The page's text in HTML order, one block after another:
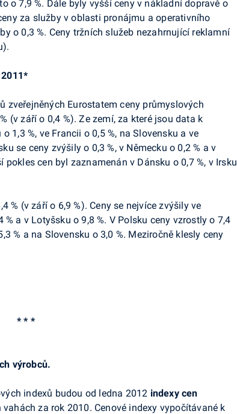
o 7,9 %. Dále byly vyšší ceny v nákladní dopravě o
za služby v oblasti pronájmu a operativního
o 0,3 %. Ceny tržních služeb nezahrnující reklamní
zveřejněných Eurostatem ceny průmyslových
(v září o 0,4 %). Ze zemí, za které jsou data k
1,3 %, ve Francii o 0,5 %, na Slovensku a ve
se ceny zvýšily o 0,3 %, v Německu o 0,2 % a v
pokles cen byl zaznamenán v Dánsku o 0,7 %, v Irsku
% (v září o 6,9 %). Ceny se nejvíce zvýšily ve
a v Lotyšsku o 9,8 %. V Polsku ceny vzrostly o 7,4
% a na Slovensku o 3,0 %. Meziročně klesly ceny
* * *
výrobců.
indexů budou od ledna 2012 indexy cen
za rok 2010. Cenové indexy vypočítávané k